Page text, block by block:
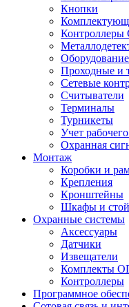
Кнопки
Оборудование
Проходные и
Сетевые
Считыватели
Терминалы
Турникеты
Учет
Охранная
Монтаж
Коробки и
Крепления
Кронштейны
Шкафы и
Охранные системы
Аксессуары
Датчики
Извещатели
Комплекты
Контроллеры
Программное